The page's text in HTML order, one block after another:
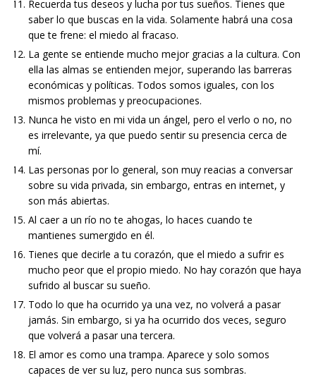
Recuerda tus deseos y lucha por tus sueños. Tienes que
saber lo que buscas en la vida. Solamente habrá una cosa
que te frene: el miedo al fracaso.
La gente se entiende mucho mejor gracias a la cultura. Con
ella las almas se entienden mejor, superando las barreras
económicas y políticas. Todos somos iguales, con los
mismos problemas y preocupaciones.
Nunca he visto en mi vida un ángel, pero el verlo o no, no
es irrelevante, ya que puedo sentir su presencia cerca de
mí.
Las personas por lo general, son muy reacias a conversar
sobre su vida privada, sin embargo, entras en internet, y
son más abiertas.
Al caer a un río no te ahogas, lo haces cuando te
mantienes sumergido en él.
Tienes que decirle a tu corazón, que el miedo a sufrir es
mucho peor que el propio miedo. No hay corazón que haya
sufrido al buscar su sueño.
Todo lo que ha ocurrido ya una vez, no volverá a pasar
jamás. Sin embargo, si ya ha ocurrido dos veces, seguro
que volverá a pasar una tercera.
El amor es como una trampa. Aparece y solo somos
capaces de ver su luz, pero nunca sus sombras.